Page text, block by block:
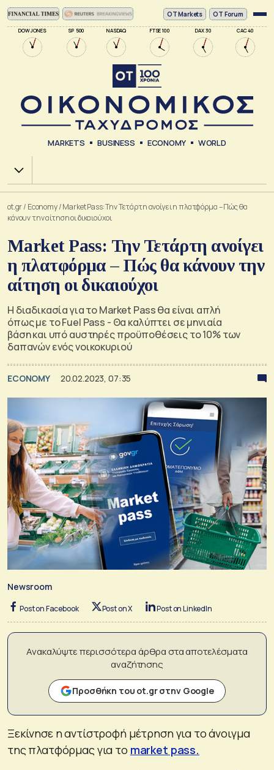
DOW JONES SP 500 NASDAQ FTSE 100 DAX 30 CAC 40
ΟΤ Markets OT Forum
MARKETS BUSINESS ECONOMY WORLD
Χ.Α.
ot.gr/ Economy/Market Pass: Την Τετάρτη ανοίγει η πλατφόρμα – Πώς θα
κάνουν την αίτηση οι δικαιούχοι
Market Pass: Την Τετάρτη ανοίγει
η πλατφόρμα – Πώς θα κάνουν την
αίτηση οι δικαιούχοι
Η διαδικασία για το Market Pass θα είναι απλή
όπως με το Fuel Pass - Θα καλύπτει σε μηνιαία
βάση και υπό αυστηρές προϋποθέσεις το 10% των
δαπανών ενός νοικοκυριού
ECONOMY 20.02.2023, 07:35
Newsroom
Post on Facebook Post on X Post on LinkedIn
Ανακαλύψτε περισσότερα άρθρα στα αποτελέσματα
αναζήτησης
Προσθήκη του ot.gr στην Google
Ξεκίνησε η αντίστροφή μέτρηση για το άνοιγμα
της πλατφόρμας για το market pass.